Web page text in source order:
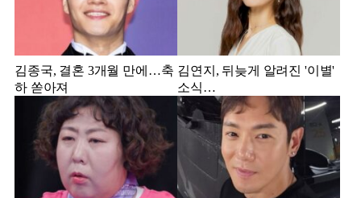
김종국, 결혼 3개월 만에…축
하 쏟아져
김연지, 뒤늦게 알려진 '이별'
소식…